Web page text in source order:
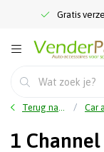
Gratis
Terug naar home Car
1